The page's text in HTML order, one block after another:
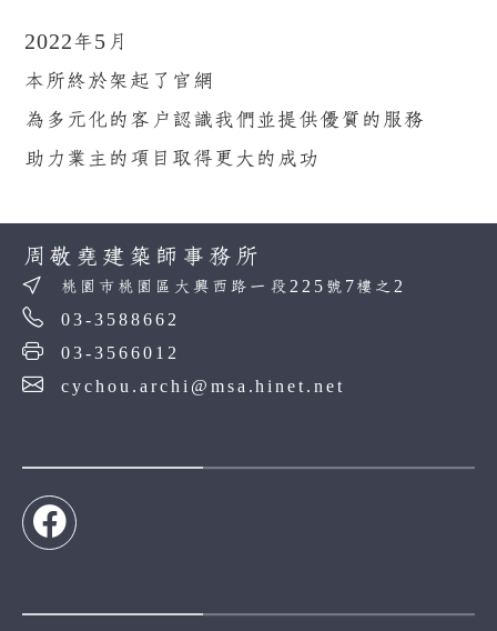
2022年5月
本所終於架起了官網
為多元化的客戶認識我們並提供優質的服務
助力業主的項目取得更大的成功
周敬堯建築師事務所
桃園市桃園區大興西路一段225號7樓之2
03-3588662
03-3566012
cychou.archi@msa.hinet.net